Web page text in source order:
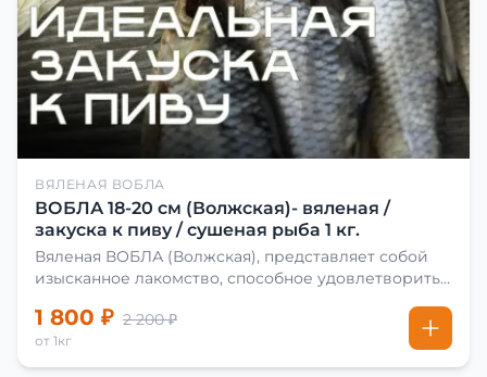
ВЯЛЕНАЯ ВОБЛА
ВОБЛА 18-20 см (Волжская)- вяленая /
закуска к пиву / сушеная рыба 1 кг.
Вяленая ВОБЛА (Волжская), представляет собой
изысканное лакомство, способное удовлетворить
сделать вяленую воблу, её сначала хорошо солят.
Для этого используют старые рецепты и
современные способы. Благодаря этому рыба
1 800 ₽ 2 200 ₽
от 1кг